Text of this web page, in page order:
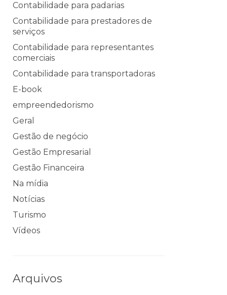
Contabilidade para padarias
Contabilidade para prestadores de
serviços
Contabilidade para representantes
comerciais
Contabilidade para transportadoras
E-book
empreendedorismo
Geral
Gestão de negócio
Gestão Empresarial
Gestão Financeira
Na mídia
Notícias
Turismo
Vídeos
Arquivos